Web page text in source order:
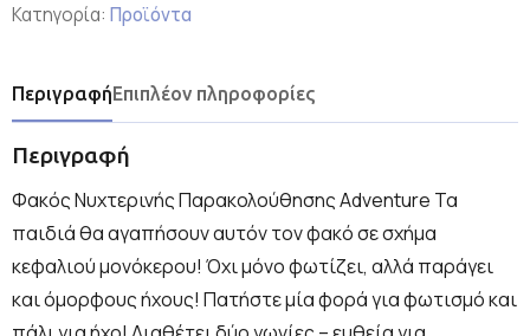
Κατηγορία: Προϊόντα
ΠεριγραφήΕπιπλέον πληροφορίες
Περιγραφή
Φακός Νυχτερινής Παρακολούθησης Adventure Τα
παιδιά θα αγαπήσουν αυτόν τον φακό σε σχήμα
κεφαλιού μονόκερου! Όχι μόνο φωτίζει, αλλά παράγει
και όμορφους ήχους! Πατήστε μία φορά για φωτισμό και